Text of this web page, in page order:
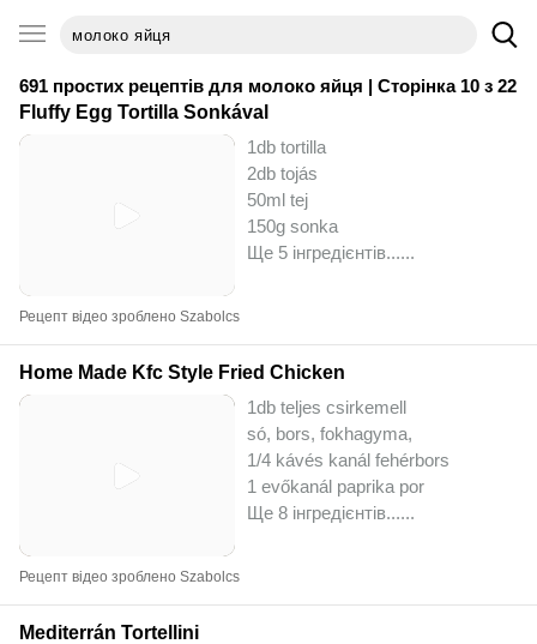
691 простих рецептів для молоко яйця | Сторінка 10 з 22
Fluffy Egg Tortilla Sonkával
1db tortilla
2db tojás
50ml tej
150g sonka
Ще 5 інгредієнтів......
Рецепт відео зроблено Szabolcs
Home Made Kfc Style Fried Chicken
1db teljes csirkemell
só, bors, fokhagyma,
1/4 kávés kanál fehérbors
1 evőkanál paprika por
Ще 8 інгредієнтів......
Рецепт відео зроблено Szabolcs
Mediterrán Tortellini